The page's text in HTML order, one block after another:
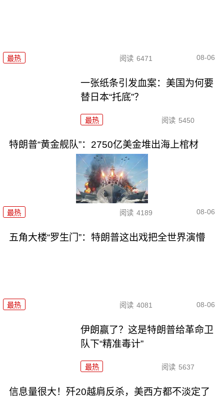
最热 阅读 6471 08-06
一张纸条引发血案：美国为何要
替日本“托底”？
最热 阅读 5450
特朗普“黄金舰队”：2750亿美金堆出海上棺材
最热 阅读 4189 08-06
五角大楼“罗生门”：特朗普这出戏把全世界演懵
最热 阅读 4081 08-06
伊朗赢了？这是特朗普给革命卫
队下“精准毒计”
最热 阅读 5637
信息量很大！歼20越肩反杀，美西方都不淡定了